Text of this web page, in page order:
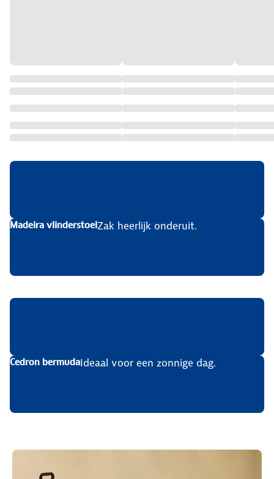
Madeira vlinderstoelZak heerlijk onderuit.
Cedron bermudaIdeaal voor een zonnige dag.